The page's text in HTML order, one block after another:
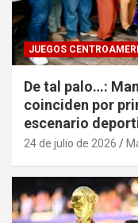
JUEGOS
De tal palo…:
coinciden por
escenario
24 de julio de 2026